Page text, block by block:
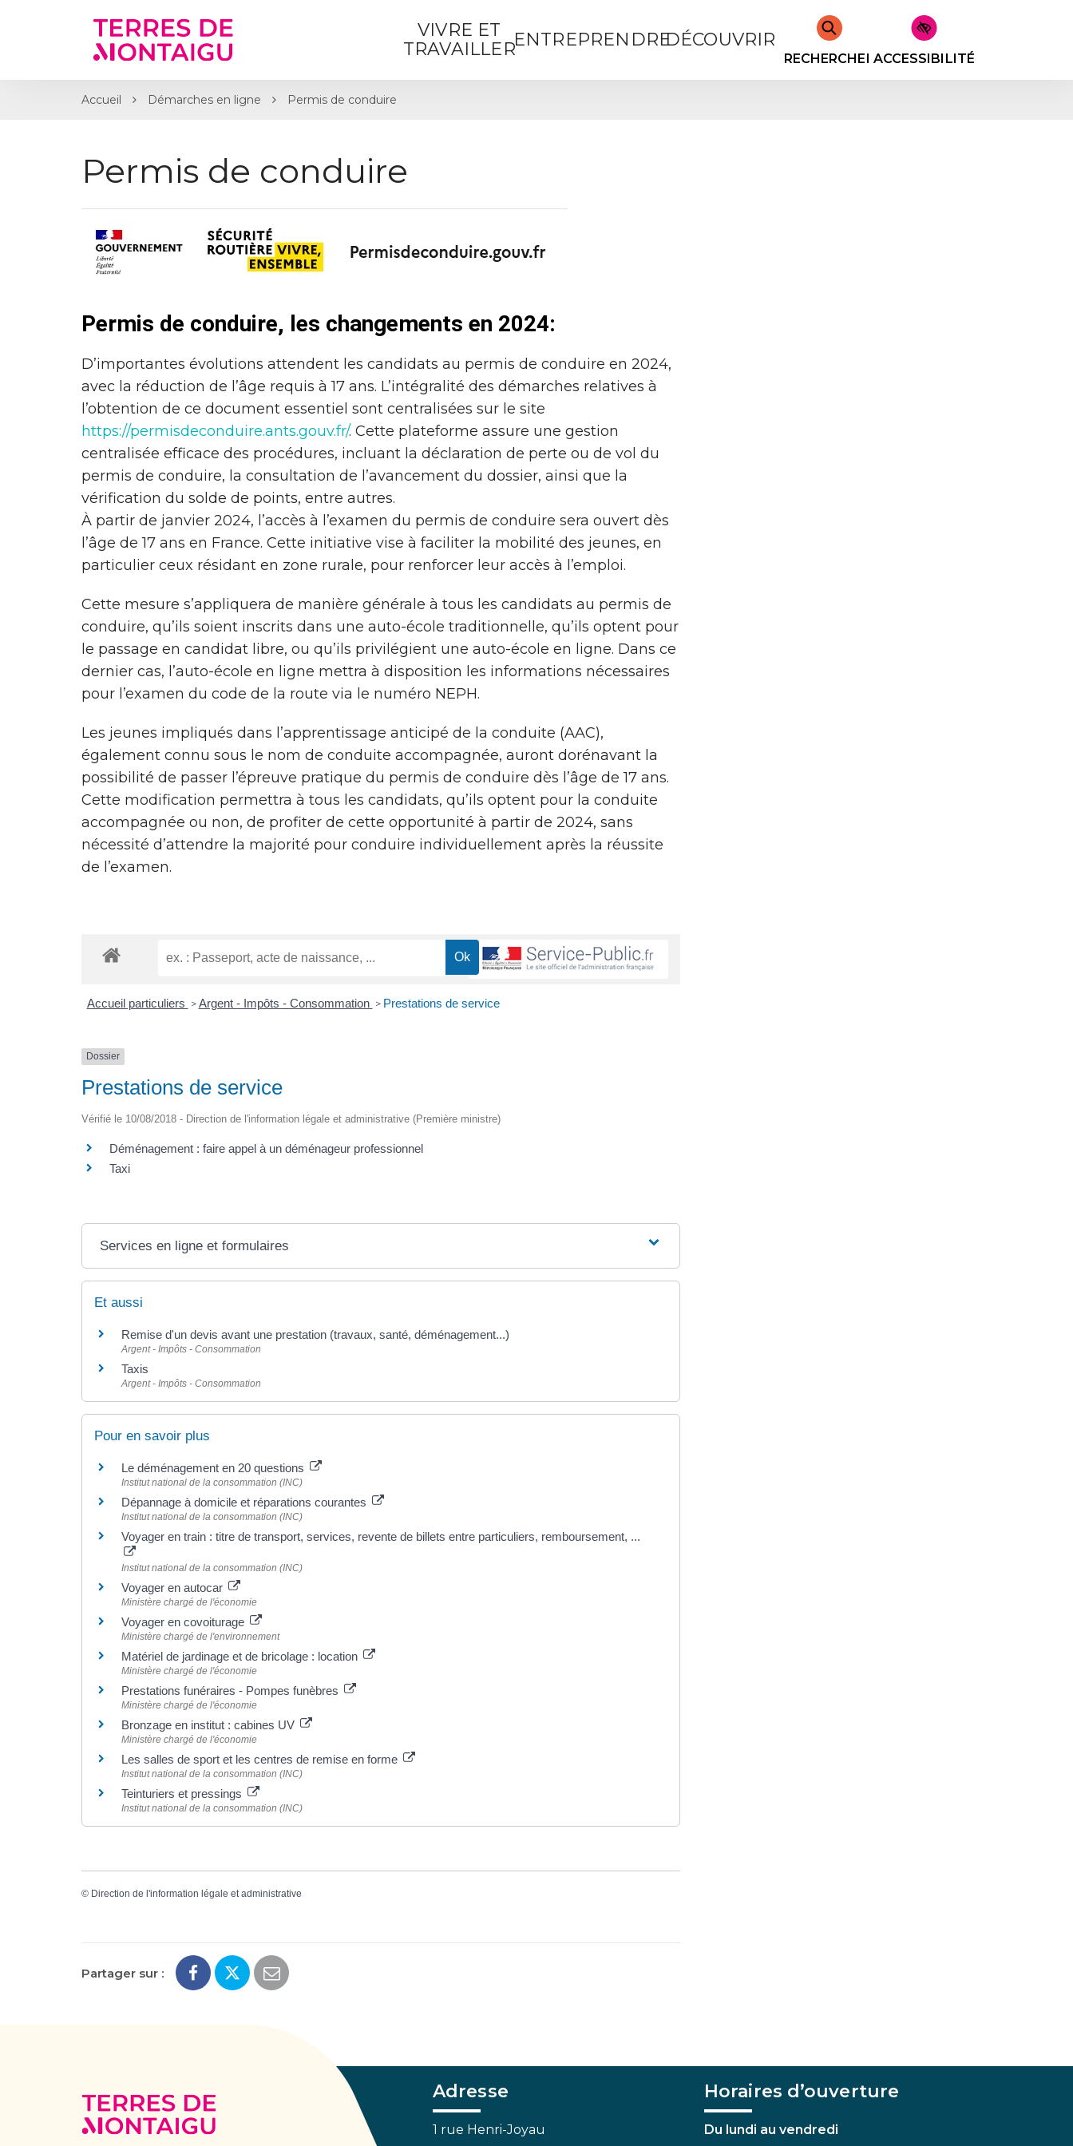
VIVRE ET
TRAVAILLERENTREPRENDREDÉCOUVRIR
RECHERCHERACCESSIBILITÉ
Accueil Démarches en ligne Permis de conduire
Permis de conduire
Permis de conduire, les changements en 2024:
D’importantes évolutions attendent les candidats au permis de conduire en 2024,
avec la réduction de l’âge requis à 17 ans. L’intégralité des démarches relatives à
l’obtention de ce document essentiel sont centralisées sur le site
https://permisdeconduire.ants.gouv.fr/. Cette plateforme assure une gestion
centralisée efficace des procédures, incluant la déclaration de perte ou de vol du
permis de conduire, la consultation de l’avancement du dossier, ainsi que la
vérification du solde de points, entre autres.
À partir de janvier 2024, l’accès à l’examen du permis de conduire sera ouvert dès
l’âge de 17 ans en France. Cette initiative vise à faciliter la mobilité des jeunes, en
particulier ceux résidant en zone rurale, pour renforcer leur accès à l’emploi.
Cette mesure s’appliquera de manière générale à tous les candidats au permis de
conduire, qu’ils soient inscrits dans une auto-école traditionnelle, qu’ils optent pour
le passage en candidat libre, ou qu’ils privilégient une auto-école en ligne. Dans ce
dernier cas, l’auto-école en ligne mettra à disposition les informations nécessaires
pour l’examen du code de la route via le numéro NEPH.
Les jeunes impliqués dans l’apprentissage anticipé de la conduite (AAC),
également connu sous le nom de conduite accompagnée, auront dorénavant la
possibilité de passer l’épreuve pratique du permis de conduire dès l’âge de 17 ans.
Cette modification permettra à tous les candidats, qu’ils optent pour la conduite
accompagnée ou non, de profiter de cette opportunité à partir de 2024, sans
nécessité d’attendre la majorité pour conduire individuellement après la réussite
de l’examen.
Accueil particuliers > Argent - Impôts - Consommation > Prestations de service
Dossier
Prestations de service
Vérifié le 10/08/2018 - Direction de l'information légale et administrative (Première ministre)
Déménagement : faire appel à un déménageur professionnel
Taxi
Services en ligne et formulaires
Et aussi
Remise d'un devis avant une prestation (travaux, santé, déménagement...)
Argent - Impôts - Consommation
Taxis
Argent - Impôts - Consommation
Pour en savoir plus
Le déménagement en 20 questions
Institut national de la consommation (INC)
Dépannage à domicile et réparations courantes
Institut national de la consommation (INC)
Voyager en train : titre de transport, services, revente de billets entre particuliers, remboursement, ...
Institut national de la consommation (INC)
Voyager en autocar
Ministère chargé de l'économie
Voyager en covoiturage
Ministère chargé de l'environnement
Matériel de jardinage et de bricolage : location
Ministère chargé de l'économie
Prestations funéraires - Pompes funèbres
Ministère chargé de l'économie
Bronzage en institut : cabines UV
Ministère chargé de l'économie
Les salles de sport et les centres de remise en forme
Institut national de la consommation (INC)
Teinturiers et pressings
Institut national de la consommation (INC)
© Direction de l'information légale et administrative
Partager sur :
Adresse
1 rue Henri-Joyau
Horaires d’ouverture
Du lundi au vendredi